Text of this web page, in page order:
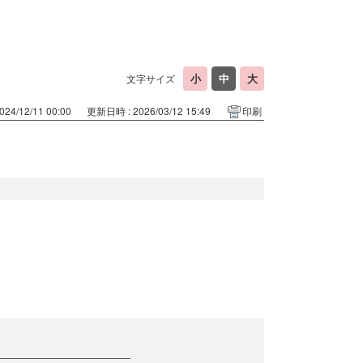
文字サイズ
12/11 00:00 更新日時 : 2026/03/12 15:49 印刷